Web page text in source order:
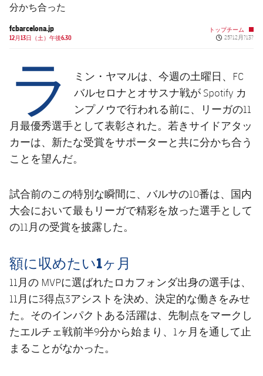
結果
順位表
スケジュール
チケット
結果
順位表
PLUSICON
LABEL.ARIA.PLUS
スケジュール
チケット
結果
順位表
分かち合った
fcbarcelona.jp
12月13日（土）午後6.30
トップチーム
Published
25?12月?13?
ラ
ミン・ヤマルは、今週の土曜日、FC
バルセロナとオサスナ戦が Spotify カ
ンプノウで行われる前に、リーガの11
月最優秀選手として表彰された。若きサイドアタッ
カーは、新たな受賞をサポーターと共に分かち合う
ことを望んだ。
試合前のこの特別な瞬間に、バルサの10番は、国内
大会において最もリーガで精彩を放った選手として
の11月の受賞を披露した。
額に収めたい1ヶ月
11月の MVPに選ばれたロカフォンダ出身の選手は、
11月に3得点3アシストを決め、決定的な働きをみせ
た。そのインパクトある活躍は、先制点をマークし
たエルチェ戦前半9分から始まり、1ヶ月を通して止
まることがなかった。